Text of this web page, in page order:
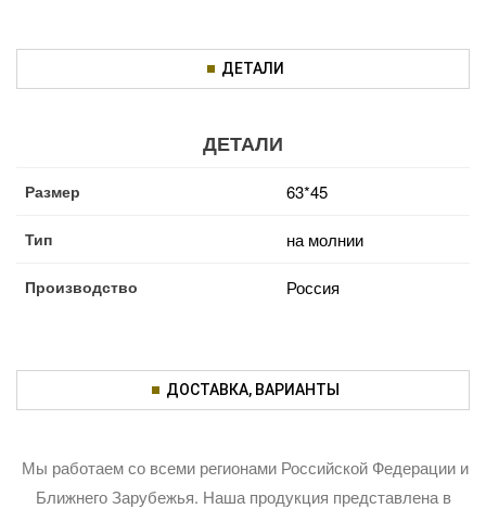
ДЕТАЛИ
ДЕТАЛИ
Размер 63*45
Тип на молнии
Производство Россия
ДОСТАВКА, ВАРИАНТЫ
Мы работаем со всеми регионами Российской Федерации и
Ближнего Зарубежья. Наша продукция представлена в